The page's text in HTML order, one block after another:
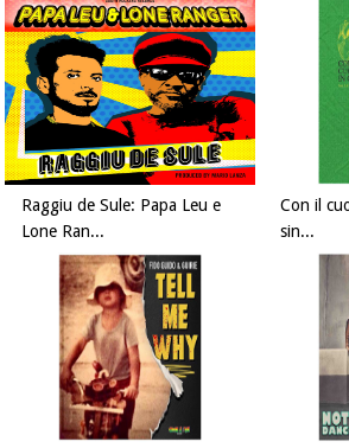
Raggiu de Sule: Papa Leu e
Lone Ran...
Con il
sin...